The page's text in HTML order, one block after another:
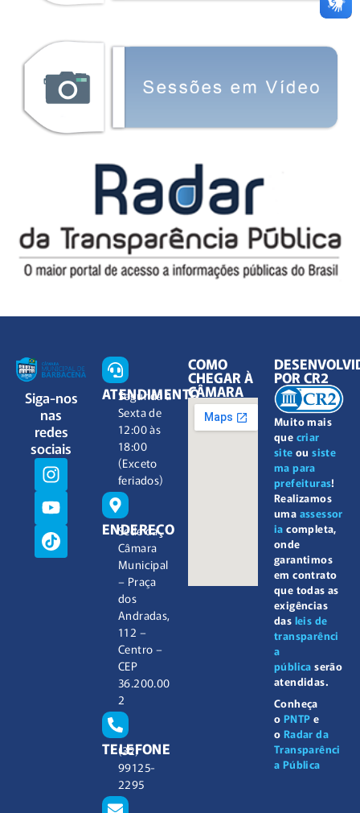
Siga-nos
nas
redes
sociais
ATENDIMENTO
Segunda à
Sexta de
12:00 às
18:00
(Exceto
feriados)
ENDEREÇO
Sede da
Câmara
Municipal
– Praça
dos
Andradas,
112 –
Centro –
CEP
36.200.00
2
TELEFONE
(32)
99125-
2295
COMO
CHEGAR À
CÂMARA
Muito mais
que criar
site ousiste
ma para
prefeituras!
Realizamos
uma assessor
ia completa,
onde
garantimos
em contrato
que todas as
exigências
das leis de
transparênci
a
pública serão
atendidas.
Conheça
o PNTP e
o Radar da
Transparênci
a Pública
POR CR2